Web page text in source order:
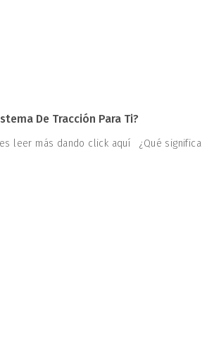
De Tracción Para Ti?
leer más dando click aquí ¿Qué significa